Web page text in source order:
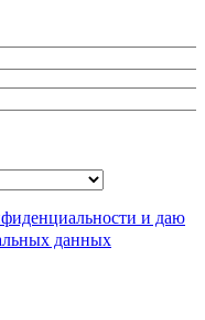
и даю
данных